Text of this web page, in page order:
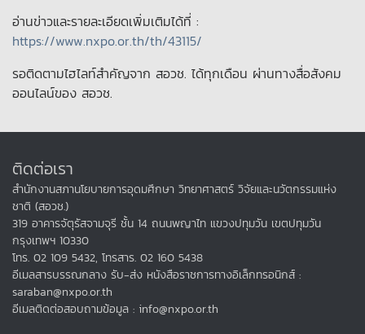
อ่านข่าวและรายละเอียดเพิ่มเติมได้ที่ :
https://www.nxpo.or.th/th/43115/
รอติดตามไฮไลท์สำคัญจาก สอวช. ได้ทุกเดือน ผ่านทางสื่อสังคม
ออนไลน์ของ สอวช.
ติดต่อเรา
สำนักงานสภานโยบายการอุดมศึกษา วิทยาศาสตร์ วิจัยและนวัตกรรมแห่ง
ชาติ (สอวช.)
319 อาคารจัตุรัสจามจุรี ชั้น 14 ถนนพญาไท แขวงปทุมวัน เขตปทุมวัน
กรุงเทพฯ 10330
โทร. 02 109 5432, โทรสาร. 02 160 5438
อีเมลสารบรรณกลาง รับ-ส่ง หนังสือราชการทางอิเล็กทรอนิกส์ :
saraban@nxpo.or.th
อีเมลติดต่อสอบถามข้อมูล : info@nxpo.or.th